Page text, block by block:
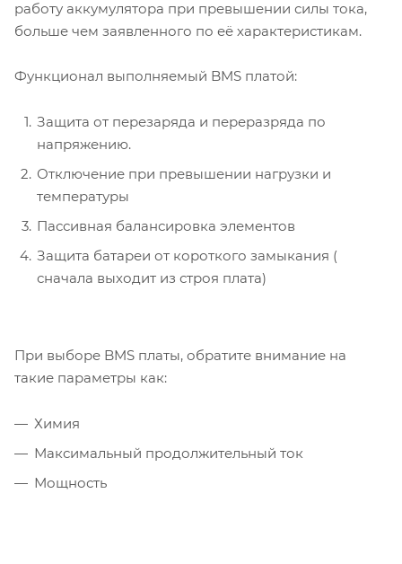
работу аккумулятора при превышении силы тока,
больше чем заявленного по её характеристикам.
Функционал выполняемый BMS платой:
Защита от перезаряда и переразряда по
напряжению.
Отключение при превышении нагрузки и
температуры
Пассивная балансировка элементов
Защита батареи от короткого замыкания (
сначала выходит из строя плата)
При выборе BMS платы, обратите внимание на
такие параметры как:
Химия
Максимальный продолжительный ток
Мощность